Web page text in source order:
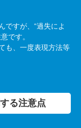
ですが、“過失によ
です。
も、一度表現方法等
る注意点